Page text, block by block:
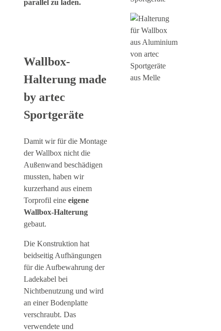
parallel zu laden.
Wallbox-
Halterung made
by artec
Sportgeräte
Damit wir für die Montage
der Wallbox nicht die
Außenwand beschädigen
mussten, haben wir
kurzerhand aus einem
Torprofil eine eigene
Wallbox-Halterung
gebaut.
Die Konstruktion hat
beidseitig Aufhängungen
für die Aufbewahrung der
Ladekabel bei
Nichtbenutzung und wird
an einer Bodenplatte
verschraubt. Das
verwendete und